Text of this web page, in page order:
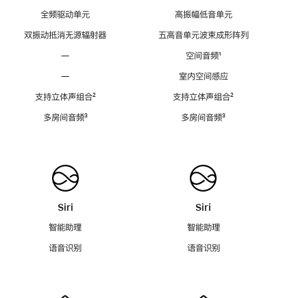
全频驱动单元
双振动抵消无源辐射器
—
—
支持立体声组合脚
²
多房间音频脚
³
Siri
智能助理
语音识别
高振幅低音单元
五高音单元波束成形阵列
空间音频脚
¹
室内空间感应
支持立体声组合脚
²
多房间音频脚
³
Siri
智能助理
语音识别